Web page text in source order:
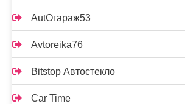
AutOгараж53
Avtoreika76
Bitstop Автостекло
Car Time